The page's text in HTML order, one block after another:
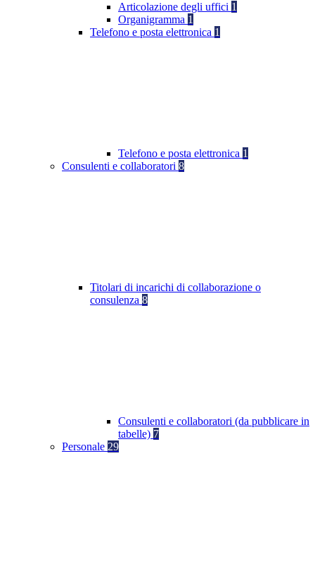
Articolazione degli uffici 1
Organigramma 1
Telefono e posta elettronica 1
Telefono e posta elettronica 1
Consulenti e collaboratori 8
Titolari di incarichi di collaborazione o
consulenza 8
Consulenti e collaboratori (da pubblicare in
tabelle) 7
Personale 29